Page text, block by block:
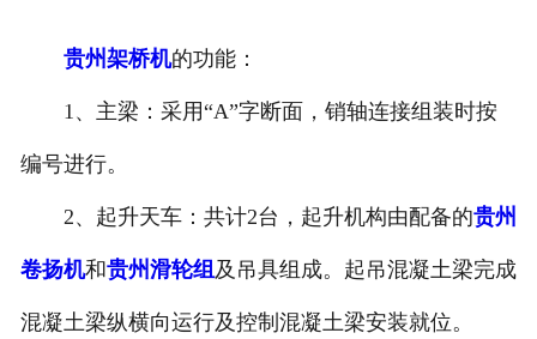
贵州架桥机的功能：
1、主梁：采用“A”字断面，销轴连接组装时按
编号进行。
2、起升天车：共计2台，起升机构由配备的贵州
卷扬机和贵州滑轮组及吊具组成。起吊混凝土梁完成
混凝土梁纵横向运行及控制混凝土梁安装就位。